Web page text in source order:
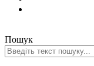
Пошук